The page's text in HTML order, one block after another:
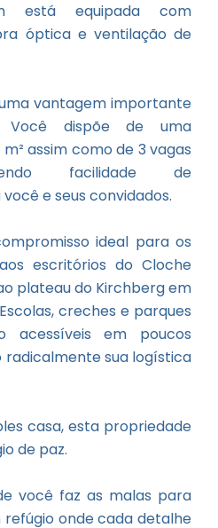
está equipada com
óptica e ventilação de
vantagem importante
Você dispõe de uma
assim como de 3 vagas
facilidade de
e seus convidados.
ideal para os
escritórios do Cloche
plateau do Kirchberg em
creches e parques
acessíveis em poucos
radicalmente sua logística
casa, esta propriedade
de paz.
você faz as malas para
onde cada detalhe